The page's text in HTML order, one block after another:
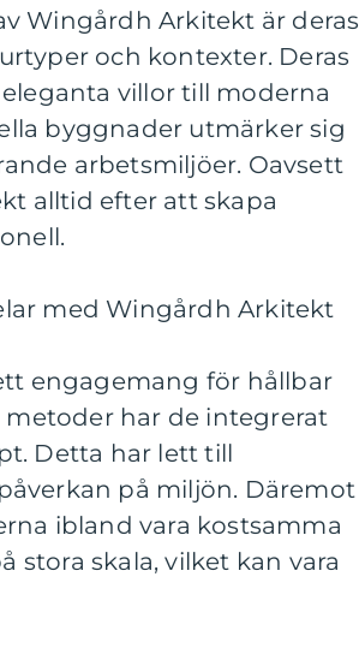
Wingårdh Arkitekt är deras
och kontexter. Deras
villor till moderna
byggnader utmärker sig
arbetsmiljöer. Oavsett
alltid efter att skapa
med Wingårdh Arkitekt
engagemang för hållbar
har de integrerat
Detta har lett till
på miljön. Däremot
ibland vara kostsamma
stora skala, vilket kan vara